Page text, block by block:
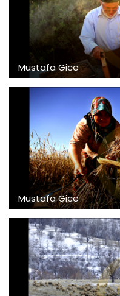
Mustafa Gice
Mustafa Gice